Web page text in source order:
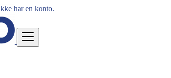
har en konto.